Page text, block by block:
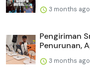
3 months ago
Pengiriman
Penurunan,
3 months ago